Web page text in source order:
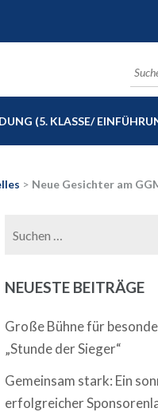
(5. KLASSE/
> Neue Gesichter am
NEUESTE BEITRÄGE
Große Bühne für
„Stunde der Sieger“
Gemeinsam stark: Ein
erfolgreicher